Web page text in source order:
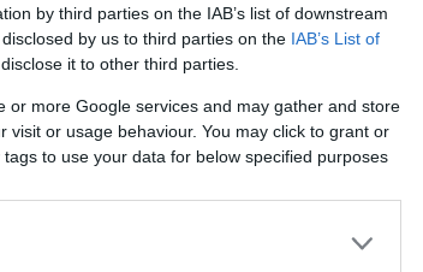
by third parties on the IAB’s list of downstream
by us to third parties on the IAB’s List of
it to other third parties.
or more Google services and may gather and store
visit or usage behaviour. You may click to grant or
to use your data for below specified purposes